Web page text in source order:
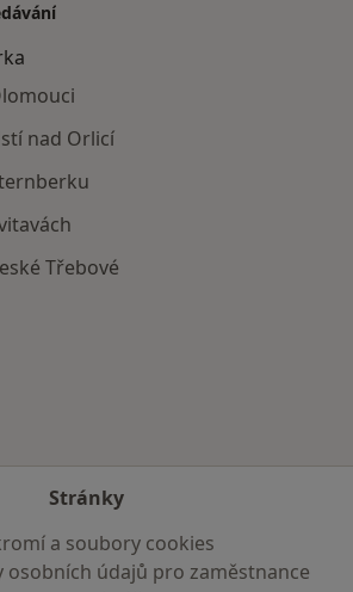
nad Orlicí
Třebové
Stránky
a soubory cookies
osobních údajů pro zaměstnance